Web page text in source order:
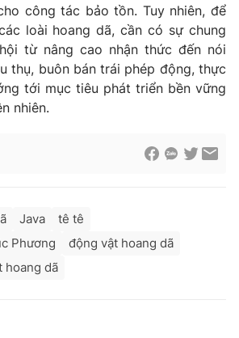
công tác bảo tồn. Tuy nhiên, để
loài hoang dã, cần có sự chung
từ nâng cao nhận thức đến nói
thụ, buôn bán trái phép động, thực
tới mục tiêu phát triển bền vững
nhiên.
Java
tê tê
Phương
động vật hoang dã
hoang dã